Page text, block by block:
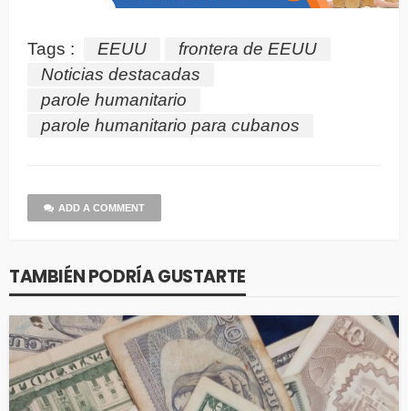
Tags : EEUU
frontera de EEUU
Noticias destacadas
parole humanitario
parole humanitario para cubanos
ADD A COMMENT
TAMBIÉN PODRÍA GUSTARTE